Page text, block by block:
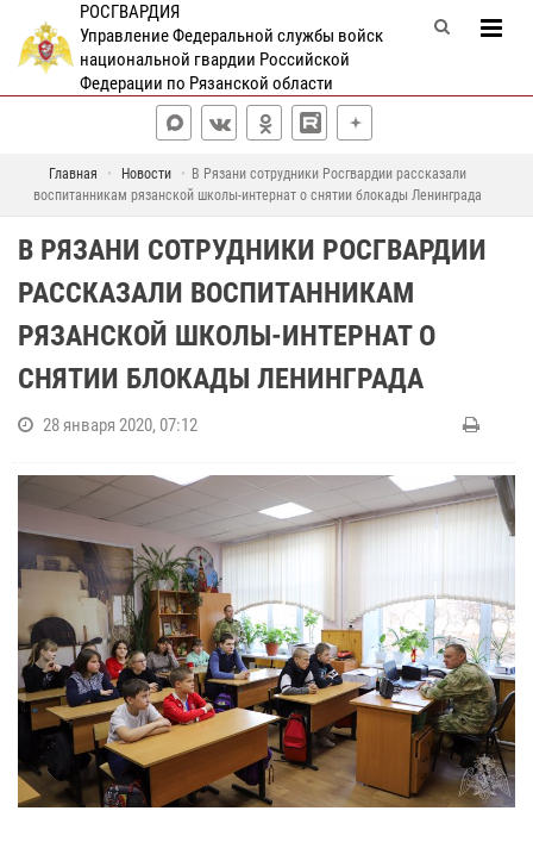
РОСГВАРДИЯ
Управление Федеральной службы войск
национальной гвардии Российской
Федерации по Рязанской области
Главная Новости
В Рязани сотрудники Росгвардии рассказали
воспитанникам рязанской школы-интернат о снятии блокады Ленинграда
В РЯЗАНИ СОТРУДНИКИ РОСГВАРДИИ
РАССКАЗАЛИ ВОСПИТАННИКАМ
РЯЗАНСКОЙ ШКОЛЫ-ИНТЕРНАТ О
СНЯТИИ БЛОКАДЫ ЛЕНИНГРАДА
28 января 2020, 07:12